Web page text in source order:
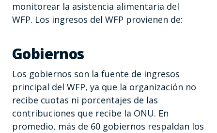
monitorear la asistencia alimentaria del
WFP. Los ingresos del WFP provienen de:
Gobiernos
Los gobiernos son la fuente de ingresos
principal del WFP, ya que la organización no
recibe cuotas ni porcentajes de las
contribuciones que recibe la ONU. En
promedio, más de 60 gobiernos respaldan los